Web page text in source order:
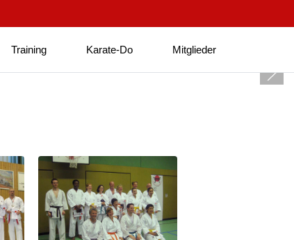
Training Karate-Do Mitglieder